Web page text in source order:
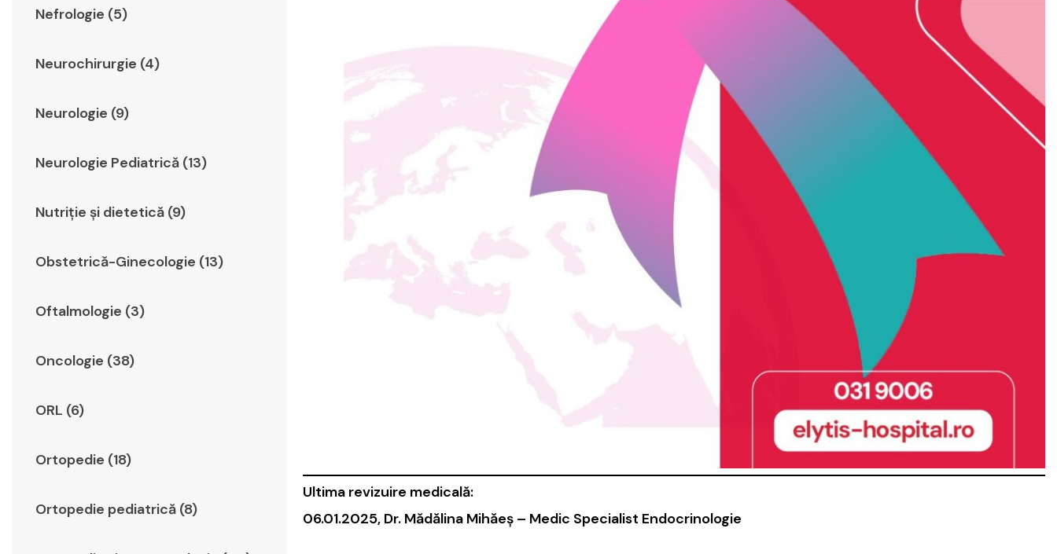
Nefrologie (5)
Neurochirurgie (4)
Neurologie (9)
Neurologie Pediatrică (13)
Nutriție și dietetică (9)
Obstetrică-Ginecologie (13)
Oftalmologie (3)
Oncologie (38)
ORL (6)
Ortopedie (18)
Ortopedie pediatrică (8)
Ultima revizuire medicală:
06.01.2025, Dr. Mădălina Mihăeș – Medic Specialist Endocrinologie